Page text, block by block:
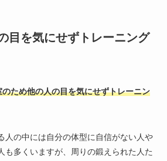
目を気にせずトレーニング
のため他の人の目を気にせずトレーニン
人の中には自分の体型に自信がない人や
も多くいますが、周りの鍛えられた人た